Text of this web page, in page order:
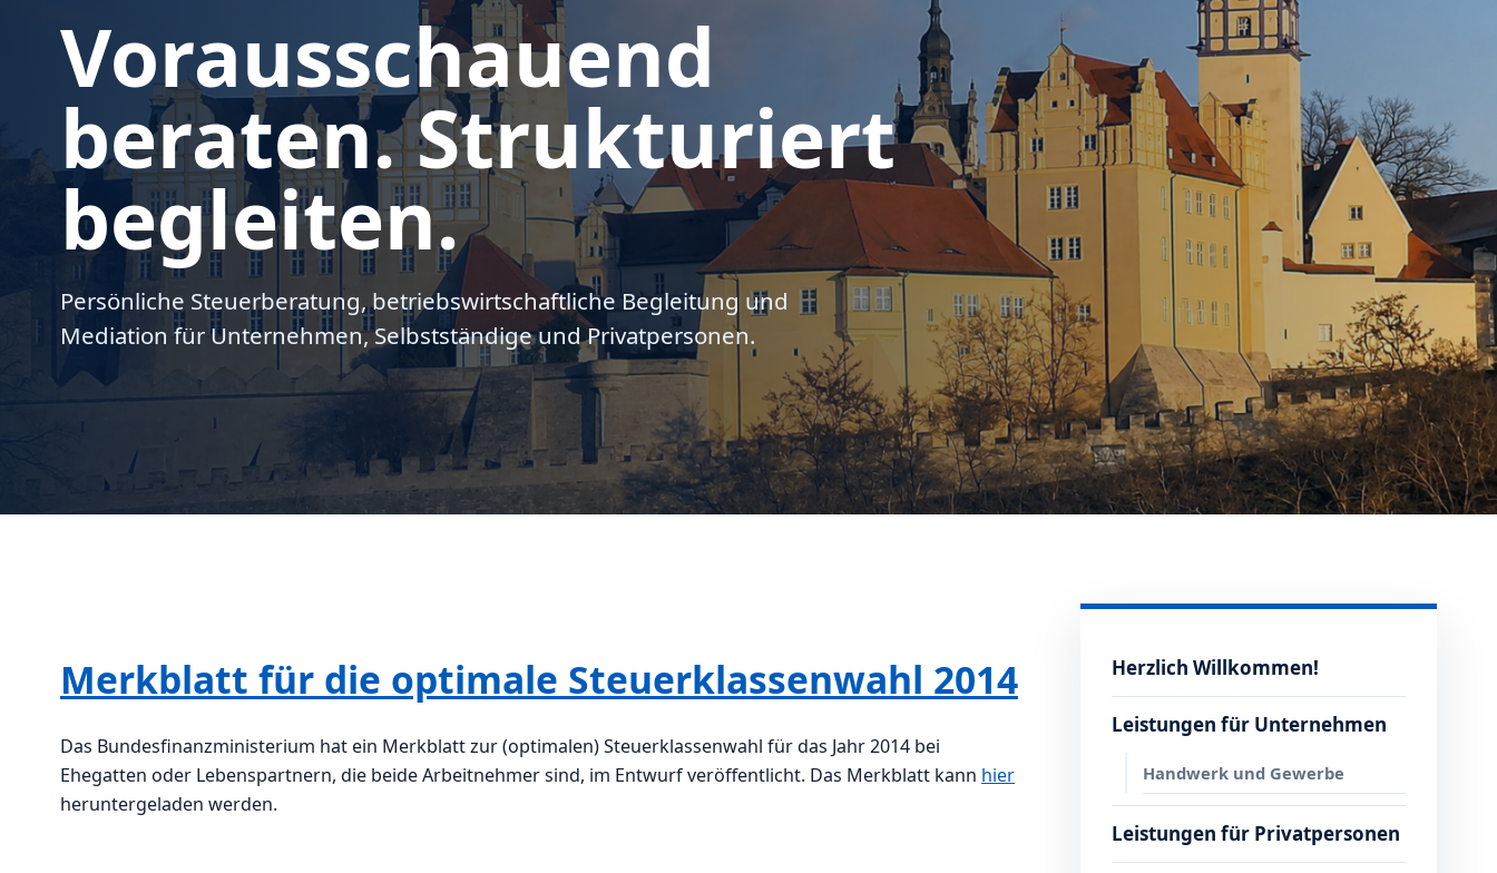
Vorausschauend
beraten. Strukturiert
begleiten.
Persönliche Steuerberatung, betriebswirtschaftliche Begleitung und
Mediation für Unternehmen, Selbstständige und Privatpersonen.
Merkblatt für die optimale Steuerklassenwahl 2014
Das Bundesfinanzministerium hat ein Merkblatt zur (optimalen) Steuerklassenwahl für das Jahr 2014 bei
Ehegatten oder Lebenspartnern, die beide Arbeitnehmer sind, im Entwurf veröffentlicht. Das Merkblatt kann hier
heruntergeladen werden.
Herzlich Willkommen!
Leistungen für Unternehmen
Handwerk und Gewerbe
Leistungen für Privatpersonen